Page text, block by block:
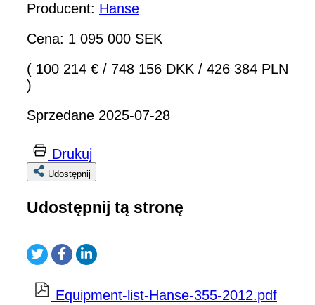
Producent: Hanse
Cena: 1 095 000 SEK
( 100 214 € / 748 156 DKK / 426 384 PLN
)
Sprzedane 2025-07-28
Drukuj
Udostępnij
Udostępnij tą stronę
Equipment-list-Hanse-355-2012.pdf